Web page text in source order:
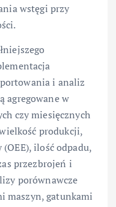
wstęgi przy
i analiz
agregowane w
czy miesięcznych
produkcji,
ilość odpadu,
przezbrojeń i
porównawcze
maszyn, gatunkami